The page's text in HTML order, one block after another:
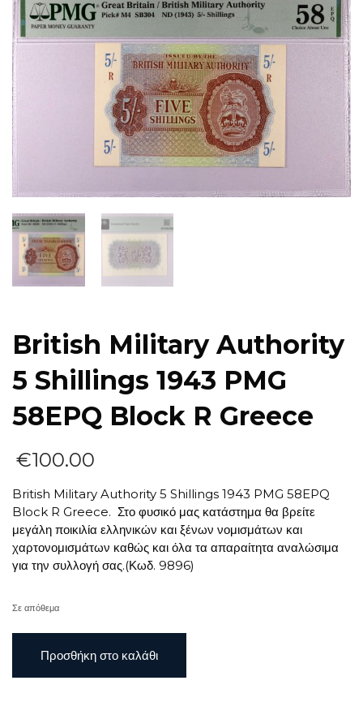
British Military Authority
5 Shillings 1943 PMG
58EPQ Block R Greece
€100.00
British Military Authority 5 Shillings 1943 PMG 58EPQ
Block R Greece. Στο φυσικό μας κατάστημα θα βρείτε
μεγάλη ποικιλία ελληνικών και ξένων νομισμάτων και
χαρτονομισμάτων καθώς και όλα τα απαραίτητα αναλώσιμα
για την συλλογή σας.(Κωδ. 9896)
Σε απόθεμα
Military
Authority
Προσθήκη στο καλάθι